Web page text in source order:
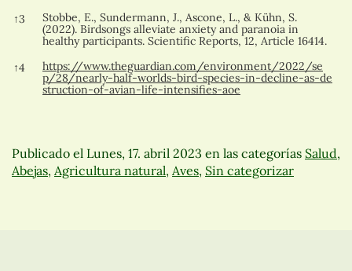
↑3
Stobbe, E., Sundermann, J., Ascone, L., & Kühn, S.
(2022). Birdsongs alleviate anxiety and paranoia in
healthy participants. Scientific Reports, 12, Article 16414.
↑4
https://www.theguardian.com/environment/2022/se
p/28/nearly-half-worlds-bird-species-in-decline-as-de
struction-of-avian-life-intensifies-aoe
Publicado el Lunes, 17. abril 2023 en las categorías Salud,
Abejas, Agricultura natural, Aves, Sin categorizar